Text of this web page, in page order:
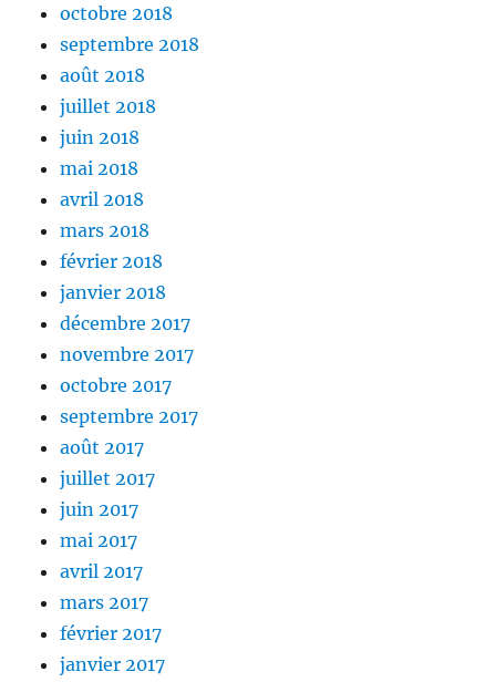
octobre 2018
septembre 2018
août 2018
juillet 2018
juin 2018
mai 2018
avril 2018
mars 2018
février 2018
janvier 2018
décembre 2017
novembre 2017
octobre 2017
septembre 2017
août 2017
juillet 2017
juin 2017
mai 2017
avril 2017
mars 2017
février 2017
janvier 2017